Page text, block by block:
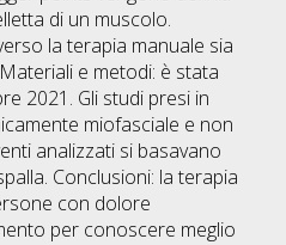
di un muscolo.
la terapia manuale sia
e metodi: è stata
2021. Gli studi presi in
miofasciale e non
analizzati si basavano
Conclusioni: la terapia
con dolore
per conoscere meglio